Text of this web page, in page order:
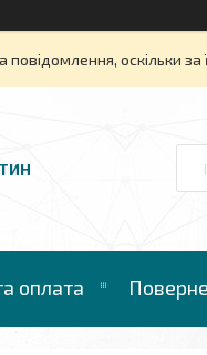
оскільки
оплата